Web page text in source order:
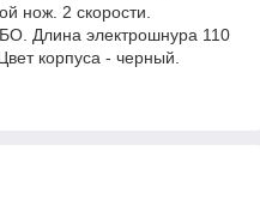
нож. 2 скорости.
Длина электрошнура 110
корпуса - черный.